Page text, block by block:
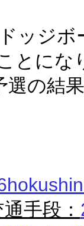
ドッジ
とにな
の結
手段：